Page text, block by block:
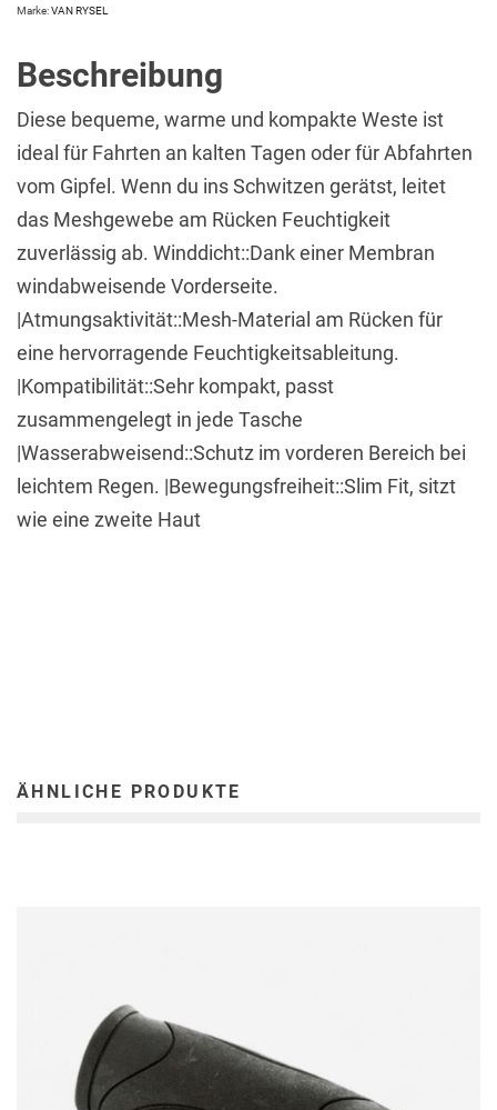
Marke:VAN RYSEL
Beschreibung
Diese bequeme, warme und kompakte Weste ist
ideal für Fahrten an kalten Tagen oder für Abfahrten
vom Gipfel. Wenn du ins Schwitzen gerätst, leitet
das Meshgewebe am Rücken Feuchtigkeit
zuverlässig ab. Winddicht::Dank einer Membran
windabweisende Vorderseite.
|Atmungsaktivität::Mesh-Material am Rücken für
eine hervorragende Feuchtigkeitsableitung.
|Kompatibilität::Sehr kompakt, passt
zusammengelegt in jede Tasche
|Wasserabweisend::Schutz im vorderen Bereich bei
leichtem Regen. |Bewegungsfreiheit::Slim Fit, sitzt
wie eine zweite Haut
ÄHNLICHE PRODUKTE